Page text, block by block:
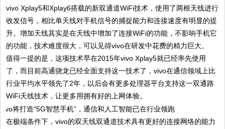
vivo Xplay5和Xplay6搭载的新双通道WiFi技术，使用了两根天线进行
收发信号，相比单天线对手机信号的捕捉能力和连接速度有明显的提
升。增加天线其实是在天线中增加了连接WiFi的功能，不影响手机它
的功能，技术难度很大，可以见得vivo在研发中花费的精力巨大。
值得一提的是，这项技术早在2015年vivo Xplay5就已经率先使用
了，而目前高通骁龙已经全面支持这一技术了，vivo在通信领域上比
行业平均水平领先了2年，以后会有更多处理器平台支持这一双通路
WiFi天线技术，让更多用拥有好的上网体验。
在极端条件下，vivo的双天线双通道技术具有更好的连接网络的能力